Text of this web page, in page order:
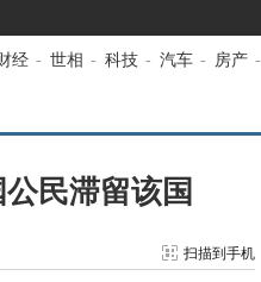
经 - 世相 - 科技 - 汽车 - 房产 -
民滞留该国
扫描到手机